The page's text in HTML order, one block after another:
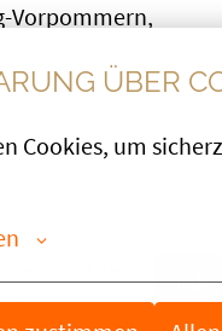
ÜBER
Cookies, um
Vorpommern,
DES
Job